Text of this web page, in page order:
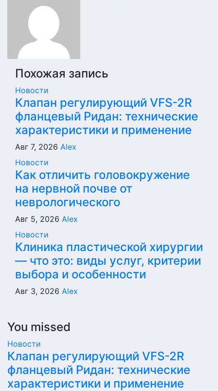
Похожая запись
Новости
Клапан регулирующий VFS-2R
фланцевый Ридан: технические
характеристики и применение
Авг 7, 2026 Alex
Новости
Как отличить головокружение
на нервной почве от
неврологического
Авг 5, 2026 Alex
Новости
Клиника пластической хирургии
— что это: виды услуг, критерии
выбора и особенности
Авг 3, 2026 Alex
You missed
Новости
Клапан регулирующий VFS-2R
фланцевый Ридан: технические
характеристики и применение